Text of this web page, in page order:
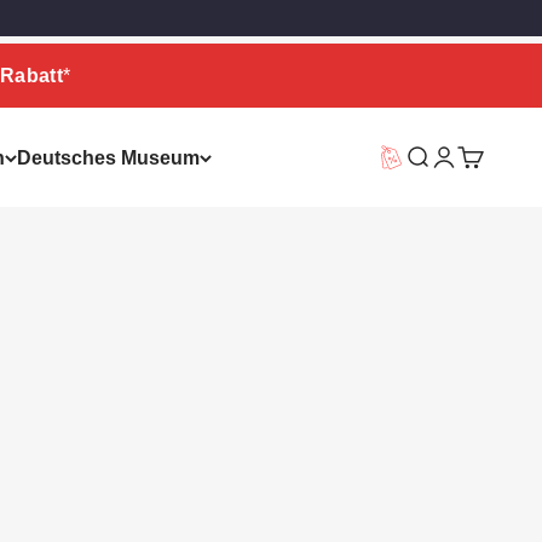
*
Deutsches Museum Vorteilswelt
Suche